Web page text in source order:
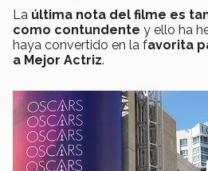
La última nota del filme es
como contundente y ello ha
haya convertido en la favorita
a Mejor Actriz.